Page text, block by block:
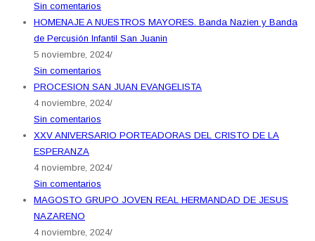
Sin comentarios
HOMENAJE A NUESTROS MAYORES. Banda Nazien y Banda
de Percusión Infantil San Juanin
5 noviembre, 2024/
Sin comentarios
PROCESION SAN JUAN EVANGELISTA
4 noviembre, 2024/
Sin comentarios
XXV ANIVERSARIO PORTEADORAS DEL CRISTO DE LA
ESPERANZA
4 noviembre, 2024/
Sin comentarios
MAGOSTO GRUPO JOVEN REAL HERMANDAD DE JESUS
NAZARENO
4 noviembre, 2024/